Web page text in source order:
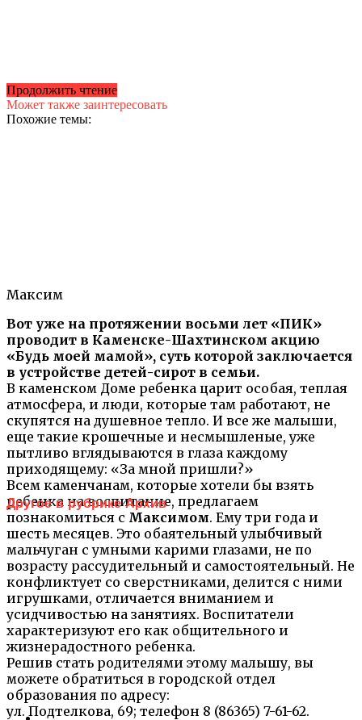
Максим
Вот уже на протяжении восьми лет «ПИК»
проводит в Каменске-Шахтинском акцию
«Будь моей мамой», суть которой заключается
в устройстве детей-сирот в семьи.
В каменском Доме ребенка царит особая, теплая
атмосфера, и люди, которые там работают, не
скупятся на душевное тепло. И все же малыши,
еще такие крошечные и несмышленые, уже
пытливо вглядываются в глаза каждому
приходящему: «За мной пришли?»
Всем каменчанам, которые хотели бы взять
ребенка на воспитание, предлагаем
познакомиться с Максимом. Ему три года и
шесть месяцев. Это обаятельный улыбчивый
мальчуган с умными карими глазами, не по
возрасту рассудительный и самостоятельный. Не
конфликтует со сверстниками, делится с ними
игрушками, отличается вниманием и
усидчивостью на занятиях. Воспитатели
характеризуют его как общительного и
жизнерадостного ребенка.
Решив стать родителями этому малышу, вы
можете обратиться в городской отдел
образования по адресу:
ул. Подтелкова, 69; телефон 8 (86365) 7-61-62.
Продолжить чтение
Может также заинтересовать
Похожие темы:
Другое в рубрике Архив